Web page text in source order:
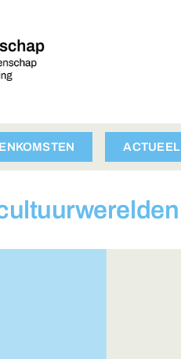
ACTUEEL